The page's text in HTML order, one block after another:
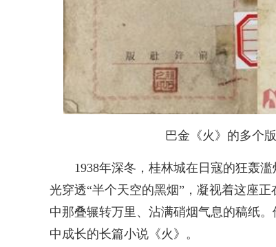
巴金《火》的多个
1938年深冬，桂林城在日寇的狂轰
光穿透“半个天空的黑烟”，凝视着这座
中那叠辗转万里、沾满硝烟气息的稿纸
中成长的长篇小说《火》。